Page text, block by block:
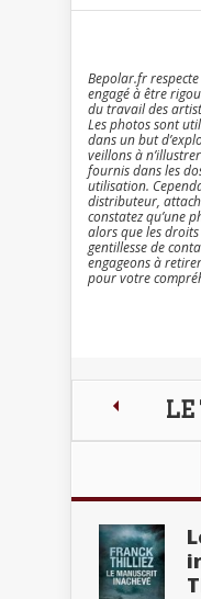
Bepolar.fr
engagé à être
du travail des
Les photos sont
dans un but
veillons à
fournis dans les
utilisation.
distributeur,
constatez qu’une
alors que les
gentillesse de
engageons à
pour votre
LE